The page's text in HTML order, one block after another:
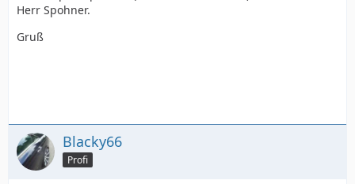
Herr Spohner.
Gruß
Blacky66
Profi